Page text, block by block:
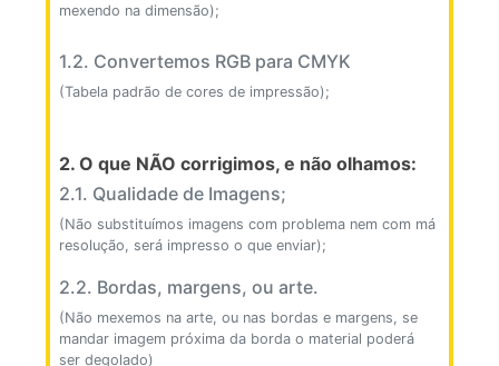
mexendo na dimensão);
1.2. Convertemos RGB para CMYK
(Tabela padrão de cores de impressão);
2. O que NÃO corrigimos, e não olhamos:
2.1. Qualidade de Imagens;
(Não substituímos imagens com problema nem com má
resolução, será impresso o que enviar);
2.2. Bordas, margens, ou arte.
(Não mexemos na arte, ou nas bordas e margens, se
mandar imagem próxima da borda o material poderá
ser degolado)